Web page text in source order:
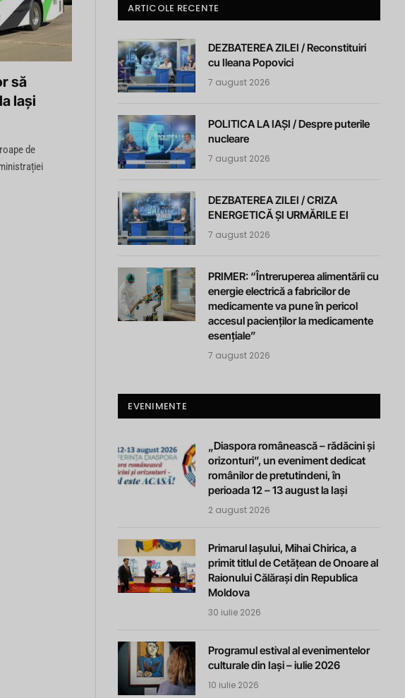
să
Iași
de
ARTICOLE RECENTE
DEZBATEREA ZILEI / Reconstituiri
cu Ileana Popovici
7 august 2026
POLITICA LA IAȘI / Despre puterile
nucleare
7 august 2026
DEZBATEREA ZILEI / CRIZA
ENERGETICĂ ȘI URMĂRILE EI
7 august 2026
PRIMER: “Întreruperea alimentării cu
energie electrică a fabricilor de
medicamente va pune în pericol
accesul pacienților la medicamente
esențiale”
7 august 2026
EVENIMENTE
„Diaspora românească – rădăcini și
orizonturi”, un eveniment dedicat
românilor de pretutindeni, în
perioada 12 – 13 august la Iași
2 august 2026
Primarul Iașului, Mihai Chirica, a
primit titlul de Cetățean de Onoare al
Raionului Călărași din Republica
Moldova
30 iulie 2026
Programul estival al evenimentelor
culturale din Iași – iulie 2026
10 iulie 2026